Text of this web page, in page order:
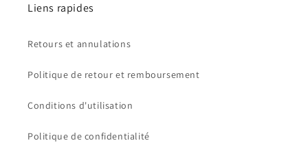
Liens rapides
Retours et annulations
Politique de retour et remboursement
Conditions d'utilisation
Politique de confidentialité